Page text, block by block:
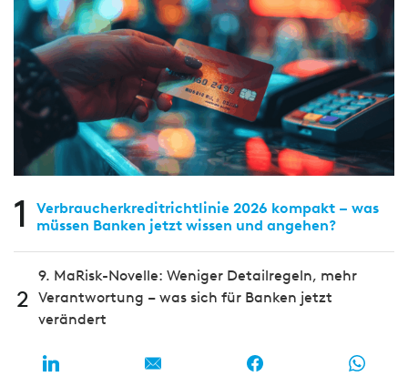
1
Verbraucherkreditrichtlinie 2026 kompakt – was
müssen Banken jetzt wissen und angehen?
2
9. MaRisk-Novelle: Weniger Detailregeln, mehr
Verantwortung – was sich für Banken jetzt
verändert
Strategisch statt schematisch: Wie Banken ihr